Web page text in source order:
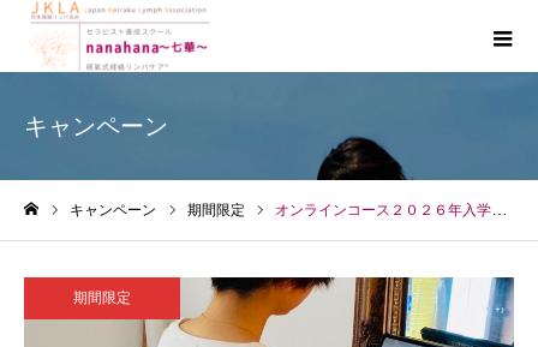
キャンペーン
キャンペーン 期間限定 オンラインコース２０２６年入学キャンペーン
期間限定